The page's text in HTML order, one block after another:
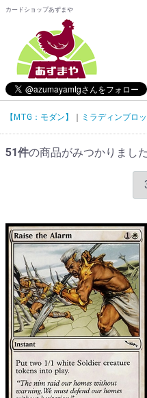
カードショップあずまや
【MTG：モダン】 ミラディンブロ
51件の商品がみつかりました